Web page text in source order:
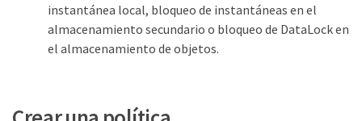
instantánea local, bloqueo de instantáneas en el
almacenamiento secundario o bloqueo de DataLock en
el almacenamiento de objetos.